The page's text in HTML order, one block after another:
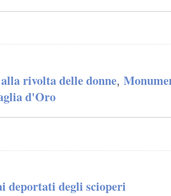
rivolta delle donne,
d'Oro
deportati degli scioperi